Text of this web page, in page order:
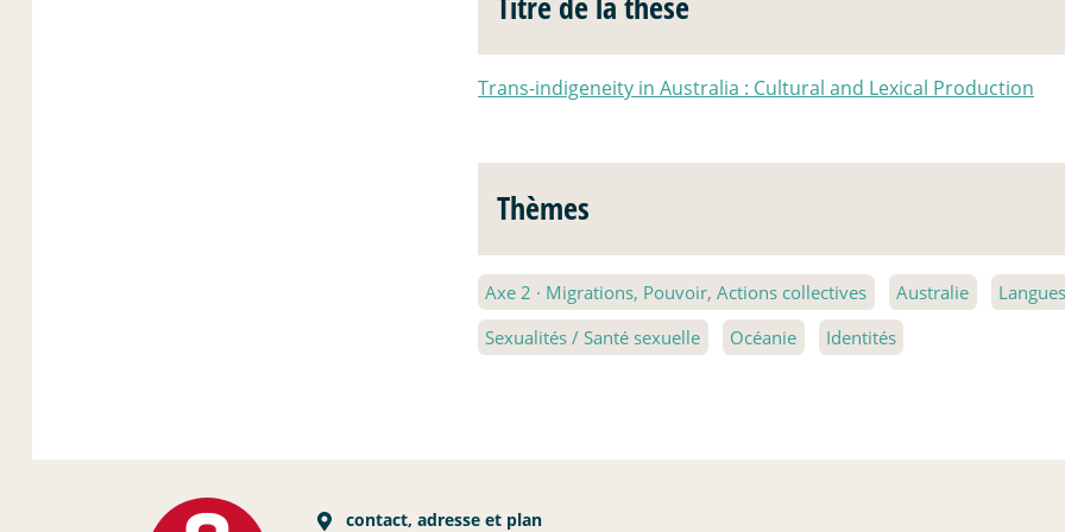
Trans-indigeneity in Australia : Cultural and Lexical Production
Thèmes
Axe 2 · Migrations, Pouvoir, Actions collectives Australie
Sexualités / Santé sexuelle
Océanie Identités
contact, adresse et plan